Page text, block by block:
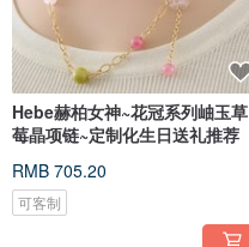
Hebe赫柏女神~花冠系列岫玉草
莓晶项链~定制化生日送礼推荐
RMB 705.20
可客制